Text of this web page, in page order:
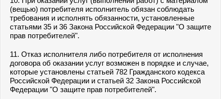
(вещью) потребителя исполнитель обязан соблюдать
требования и исполнять обязанности, установленные
статьями 35 и 36 Закона Российской Федерации "О защите
прав потребителей".
11. Отказ исполнителя либо потребителя от исполнения
договора об оказании услуг возможен в порядке и случае,
которые установлены статьей 782 Гражданского кодекса
Российской Федерации и статьей 32 Закона Российской
Федерации "О защите прав потребителей".